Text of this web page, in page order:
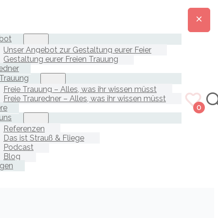
Unser Angebot zur Gestaltung eurer Feier
Gestaltung eurer Freien Trauung
Freie Trauung – Alles, was ihr wissen müsst
Freie Trauredner – Alles, was ihr wissen müsst
Referenzen
Das ist Strauß & Fliege
Podcast
Blog
0